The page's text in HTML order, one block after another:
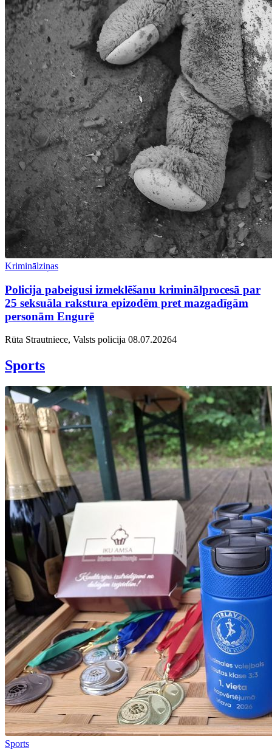
Kriminālziņas
Policija pabeigusi izmeklēšanu kriminālprocesā par
25 seksuāla rakstura epizodēm pret mazgadīgām
personām Engurē
Rūta Strautniece, Valsts policija 08.07.20264
Sports
Sports